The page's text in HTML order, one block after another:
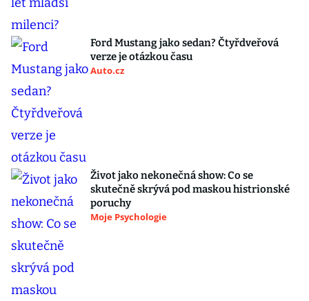
Ford Mustang jako sedan? Čtyřdveřová
verze je otázkou času
Auto.cz
Život jako nekonečná show: Co se
skutečně skrývá pod maskou histrionské
poruchy
Moje Psychologie